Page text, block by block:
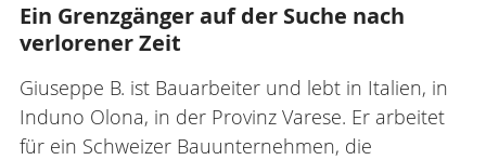
Ein Grenzgänger auf der Suche nach
verlorener Zeit
Giuseppe B. ist Bauarbeiter und lebt in Italien, in
Induno Olona, in der Provinz Varese. Er arbeitet
für ein Schweizer Bauunternehmen, die